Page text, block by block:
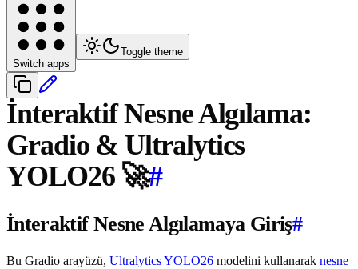
Switch apps
Toggle theme
İnteraktif Nesne Algılama:
Gradio & Ultralytics
YOLO26 🚀#
İnteraktif Nesne Algılamaya Giriş#
Bu Gradio arayüzü, Ultralytics YOLO26 modelini kullanarak nesne